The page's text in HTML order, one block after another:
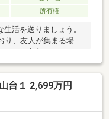
所有権
活を送りましょう。
り、友人が集まる場と
間を大事にしたい方に
件です。建物面積
く、設備の面でも充
台１ 2,699万円